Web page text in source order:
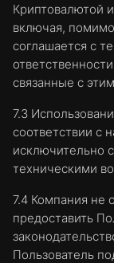
Криптовалютой
включая,
соглашается с
связанные с
7.3
соответствии с
исключительно
техническими
7.4 Компания не
предоставить
Пользователь
Строго
Файлы
доступ
Файлы
Сайта.
Сайта
какие